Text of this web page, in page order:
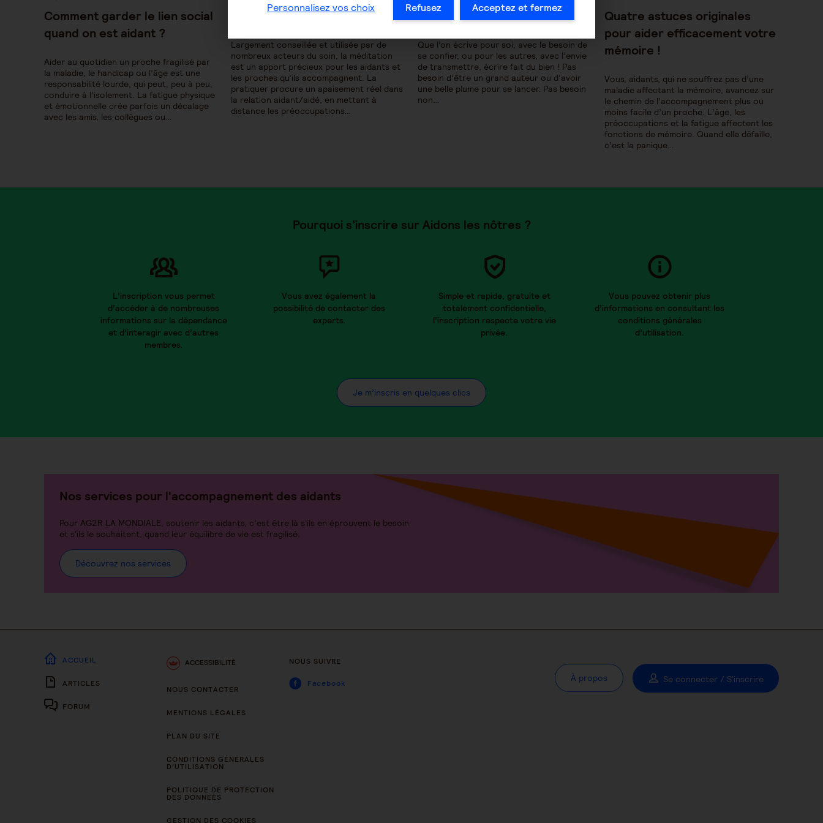
Comment garder le lien social
quand on est aidant ?
Aider au quotidien un proche fragilisé par
la maladie, le handicap ou l’âge est une
responsabilité lourde, qui peut, peu à peu,
conduire à l’isolement. La fatigue physique
et émotionnelle crée parfois un décalage
avec les amis, les collègues ou…
Et si on méditait ?
Largement conseillée et utilisée par de
nombreux acteurs du soin, la méditation
est un apport précieux pour les aidants et
les proches qu’ils accompagnent. La
pratiquer procure un apaisement réel dans
la relation aidant/aidé, en mettant à
distance les préoccupations…
publiée :
Écrire, ça fait du bien !
Que l’on écrive pour soi, avec le besoin de
se confier, ou pour les autres, avec l’envie
de transmettre, écrire fait du bien ! Pas
besoin d’être un grand auteur ou d’avoir
une belle plume pour se lancer. Pas besoin
non…
Quatre astuces originales
pour aider efficacement votre
mémoire !
Vous, aidants, qui ne souffrez pas d’une
maladie affectant la mémoire, avancez sur
le chemin de l’accompagnement plus ou
moins facile d’un proche. L’âge, les
préoccupations et la fatigue affectent les
fonctions de mémoire. Quand elle défaille,
c’est la panique…
Pourquoi s’inscrire sur Aidons les nôtres ?
L’inscription vous permet
d’accéder à de nombreuses
informations sur la dépendance
et d’interagir avec d’autres
membres.
Vous avez également la
possibilité de contacter des
experts.
Simple et rapide, gratuite et
totalement confidentielle,
l’inscription respecte votre vie
privée.
Vous pouvez obtenir plus
d’informations en consultant les
conditions générales
d’utilisation.
Je m’inscris en quelques clics
Nos services pour l'accompagnement des aidants
Pour AG2R LA MONDIALE, soutenir les aidants, c’est être là s'ils en éprouvent le besoin
et s'ils le souhaitent, quand leur équilibre de vie est fragilisé.
Découvrez nos services
ACCUEIL
ARTICLES
FORUM
ACCESSIBILITÉ
NOUS CONTACTER
MENTIONS LÉGALES
PLAN DU SITE
CONDITIONS GÉNÉRALES
D’UTILISATION
POLITIQUE DE PROTECTION
DES DONNÉES
GESTION DES COOKIES
NOUS SUIVRE
Facebook À propos Se connecter / S'inscrire
Personnalisez vos choix Refusez Acceptez et fermez